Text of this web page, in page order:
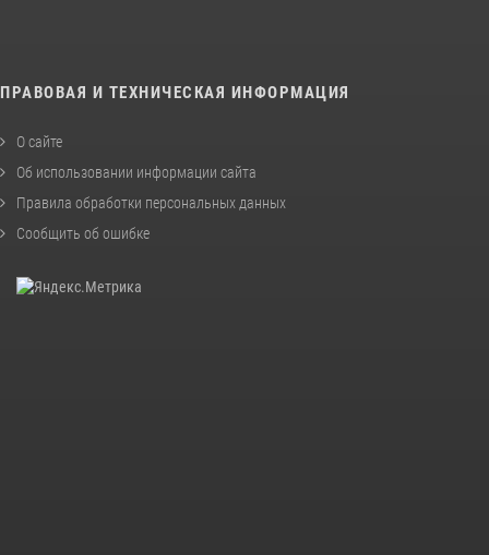
ПРАВОВАЯ И ТЕХНИЧЕСКАЯ ИНФОРМАЦИЯ
О сайте
Об использовании информации сайта
Правила обработки персональных данных
Сообщить об ошибке